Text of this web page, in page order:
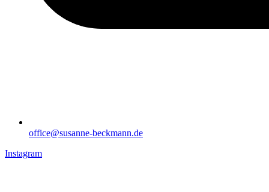
office@susanne-beckmann.de
Instagram